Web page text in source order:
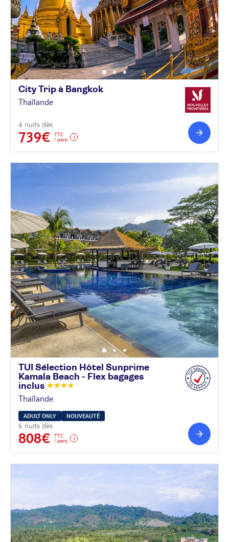
City Trip à Bangkok
Thaïlande
4 nuits dès
739€
TTC
/ pers.
TUI Sélection Hôtel Sunprime
Kamala Beach - Flex bagages
inclus
Thaïlande
ADULT ONLY NOUVEAUTÉ
6 nuits dès
808€
TTC
/ pers.